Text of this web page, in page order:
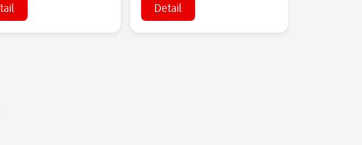
Detail